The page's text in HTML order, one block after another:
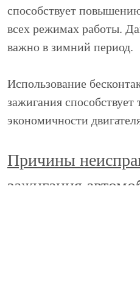
способствует
всех режимах работы.
важно в зимний период.
Использование
зажигания
экономичности
Причины
зажигания